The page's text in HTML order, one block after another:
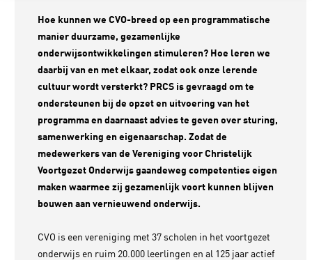
Hoe kunnen we CVO-breed op een programmatische
manier duurzame, gezamenlijke
onderwijsontwikkelingen stimuleren? Hoe leren we
daarbij van en met elkaar, zodat ook onze lerende
cultuur wordt versterkt? PRCS is gevraagd om te
ondersteunen bij de opzet en uitvoering van het
programma en daarnaast advies te geven over sturing,
samenwerking en eigenaarschap. Zodat de
medewerkers van de Vereniging voor Christelijk
Voortgezet Onderwijs gaandeweg competenties eigen
maken waarmee zij gezamenlijk voort kunnen blijven
bouwen aan vernieuwend onderwijs.
CVO is een vereniging met 37 scholen in het voortgezet
onderwijs en ruim 20.000 leerlingen en al 125 jaar actief